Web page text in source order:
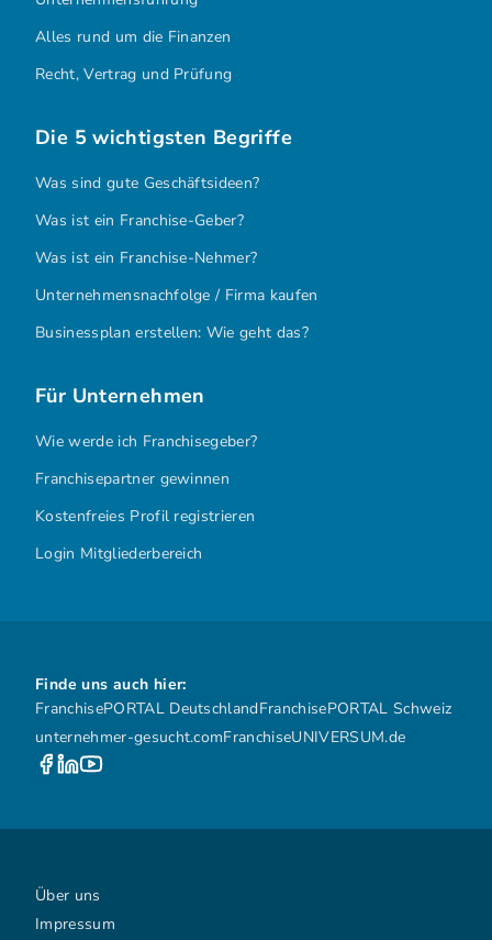
Alles rund um die Finanzen
Recht, Vertrag und Prüfung
Die 5 wichtigsten Begriffe
Was sind gute Geschäftsideen?
Was ist ein Franchise-Geber?
Was ist ein Franchise-Nehmer?
Unternehmensnachfolge / Firma kaufen
Businessplan erstellen: Wie geht das?
Für Unternehmen
Wie werde ich Franchisegeber?
Franchisepartner gewinnen
Kostenfreies Profil registrieren
Login Mitgliederbereich
Finde uns auch hier:
FranchisePORTAL DeutschlandFranchisePORTAL Schweiz
unternehmer-gesucht.comFranchiseUNIVERSUM.de
Über uns
Impressum